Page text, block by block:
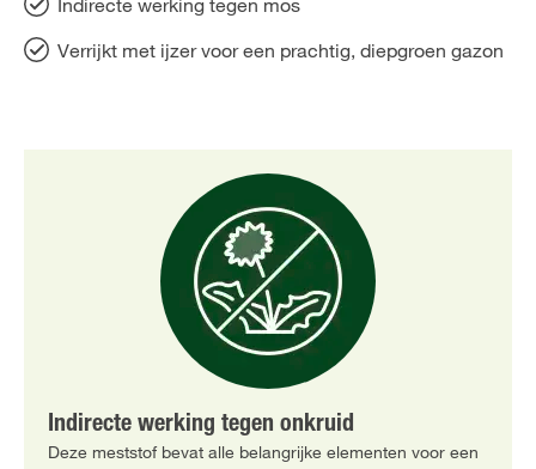
Indirecte werking tegen mos
Verrijkt met ijzer voor een prachtig, diepgroen gazon
Indirecte werking tegen onkruid
Deze meststof bevat alle belangrijke elementen voor een